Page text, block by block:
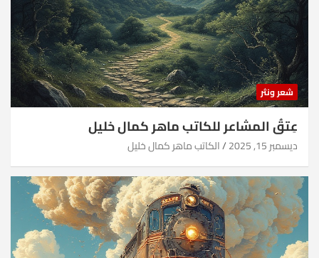
شعر ونثر
عِتقُ المشاعر للكاتب ماهر كمال خليل
ديسمبر 15, 2025 الكاتب ماهر كمال خليل